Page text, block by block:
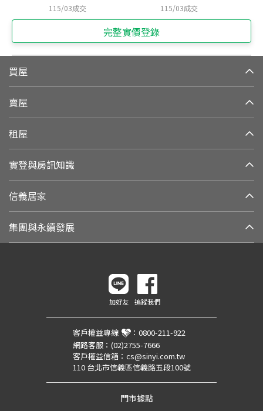
115/03成交 115/03成交
完整實價登錄
買屋
賣屋
租屋
實登與房訊知識
信義居家
集團與永續發展
加好友 追蹤我們
客戶權益專線 ： 0800-211-922
網路客服： (02)2755-7666
客戶權益信箱： cs@sinyi.com.tw
110 台北市信義區信義路五段100號
門市據點